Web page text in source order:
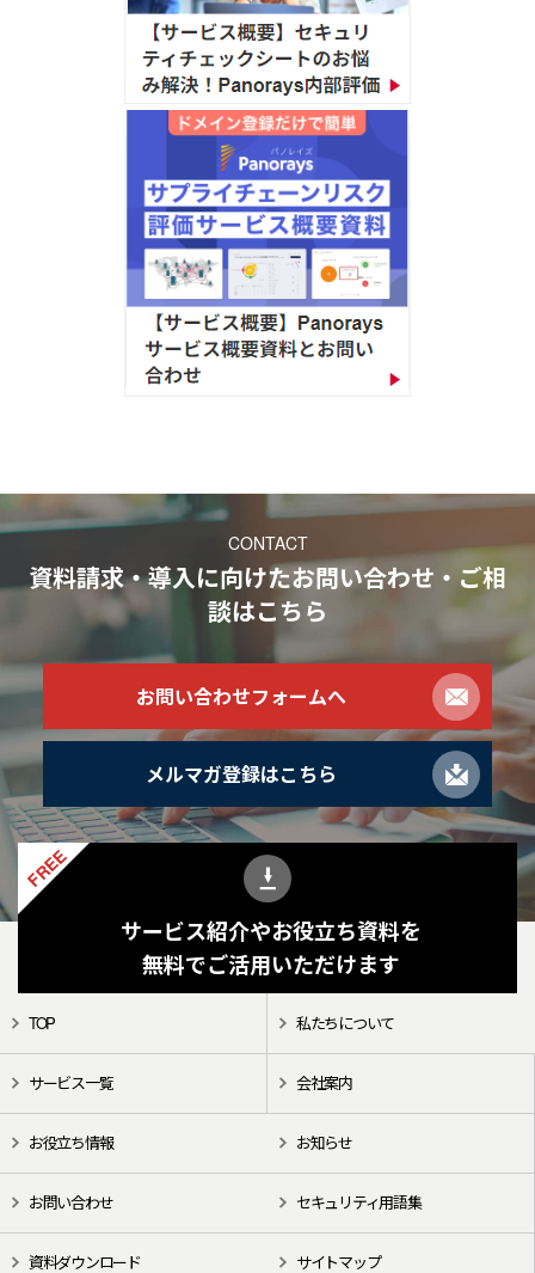
CONTACT
資料請求・導入に向けたお問い合わせ・ご相
談はこちら
お問い合わせフォームへ
メルマガ登録はこちら
FREE
サービス紹介やお役立ち資料を
無料でご活用いただけます
TOP 私たちについて
サービス一覧 会社案内
お役立ち情報 お知らせ
お問い合わせ セキュリティ用語集
資料ダウンロード サイトマップ